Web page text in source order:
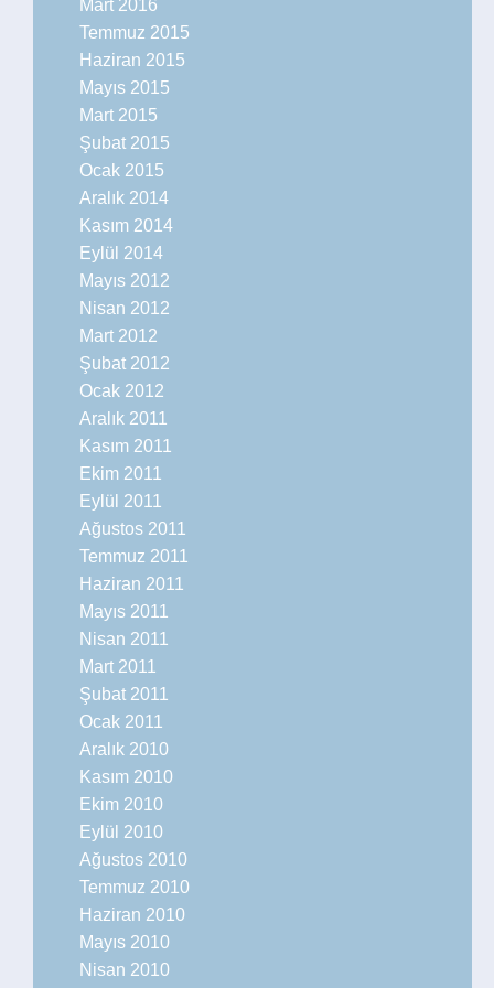
Mart 2016
Temmuz 2015
Haziran 2015
Mayıs 2015
Mart 2015
Şubat 2015
Ocak 2015
Aralık 2014
Kasım 2014
Eylül 2014
Mayıs 2012
Nisan 2012
Mart 2012
Şubat 2012
Ocak 2012
Aralık 2011
Kasım 2011
Ekim 2011
Eylül 2011
Ağustos 2011
Temmuz 2011
Haziran 2011
Mayıs 2011
Nisan 2011
Mart 2011
Şubat 2011
Ocak 2011
Aralık 2010
Kasım 2010
Ekim 2010
Eylül 2010
Ağustos 2010
Temmuz 2010
Haziran 2010
Mayıs 2010
Nisan 2010